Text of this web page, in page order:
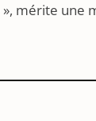
mérite une